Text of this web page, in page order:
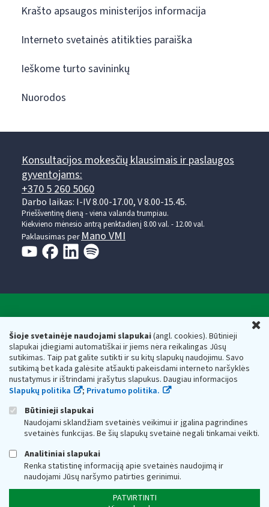
Šioje svetainėje naudojami slapukai(angl. cookies). Būtinieji
slapukai įdiegiami automatiškai ir jiems nėra reikalingas Jūsų
sutikimas. Taip pat galite sutikti ir su kitų slapukų naudojimu. Savo
sutikimą bet kada galėsite atšaukti pakeisdami interneto naršyklės
nustatymus ir ištrindami įrašytus slapukus. Daugiau informacijos
Slapukų politika
; Privatumo politika.
Būtinieji slapukai
Naudojami sklandžiam svetainės veikimui ir įgalina pagrindines
svetainės funkcijas. Be šių slapukų svetainė negali tinkamai veikti.
Analitiniai slapukai
Renka statistinę informaciją apie svetainės naudojimą ir
naudojami Jūsų naršymo patirties gerinimui.
PATVIRTINTI
Krašto apsaugos ministerijos informacija
Interneto svetainės atitikties paraiška
Ieškome turto savininkų
Nuorodos
Konsultacijos mokesčių klausimais ir paslaugos
gyventojams:
+370 5 260 5060
Darbo laikas: I-IV 8.00-17.00, V 8.00-15.45.
Prieššventinę dieną - viena valanda trumpiau.
Kiekvieno mėnesio antrą penktadienį 8.00 val. - 12.00 val.
Paklausimas per Mano VMI
Respublikos finansų ministerijos
Biudžetinė įstaiga. Juridinio asmens kodas — 188659752,
adresas: Vasario 16-osios g. 14, 01107 Vilnius, Lietuva, el.paštas:
vmi@vmi.lt, E. pristatymo dėžutės adresas 188659752
Duomenys apie Valstybinę mokesčių inspekciją prie Lietuvos
Respublikos finansų ministerijos kaupiami ir saugomi Juridinių